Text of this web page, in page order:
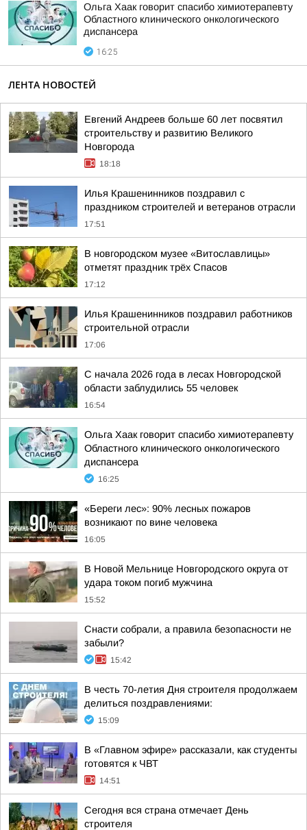
Ольга Хаак говорит спасибо химиотерапевту
Областного клинического онкологического
диспансера
16:25
ЛЕНТА НОВОСТЕЙ
Евгений Андреев больше 60 лет посвятил
строительству и развитию Великого
Новгорода
18:18
Илья Крашенинников поздравил с
праздником строителей и ветеранов отрасли
17:51
В новгородском музее «Витославлицы»
отметят праздник трёх Спасов
17:12
Илья Крашенинников поздравил работников
строительной отрасли
17:06
С начала 2026 года в лесах Новгородской
области заблудились 55 человек
16:54
Ольга Хаак говорит спасибо химиотерапевту
Областного клинического онкологического
диспансера
16:25
«Береги лес»: 90% лесных пожаров
возникают по вине человека
16:05
В Новой Мельнице Новгородского округа от
удара током погиб мужчина
15:52
Снасти собрали, а правила безопасности не
забыли?
15:42
В честь 70-летия Дня строителя продолжаем
делиться поздравлениями:
15:09
В «Главном эфире» рассказали, как студенты
готовятся к ЧВТ
14:51
Сегодня вся страна отмечает День
строителя